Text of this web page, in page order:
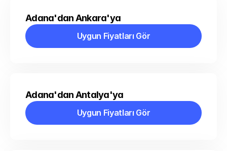
Adana'dan Ankara'ya
Uygun Fiyatları Gör
Uygun Fiyatları Gör
Adana'dan Antalya'ya
Uygun Fiyatları Gör
Uygun Fiyatları Gör